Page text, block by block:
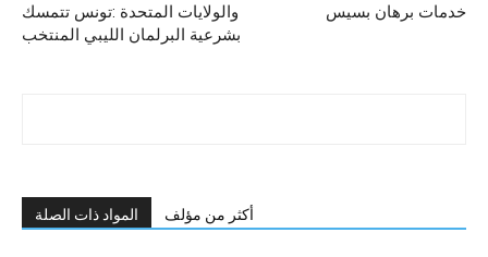
والولايات المتحدة :تونس تتمسك
بشرعية البرلمان الليبي المنتخب
خدمات برهان بسيس
المواد ذات الصلة أكثر من مؤلف